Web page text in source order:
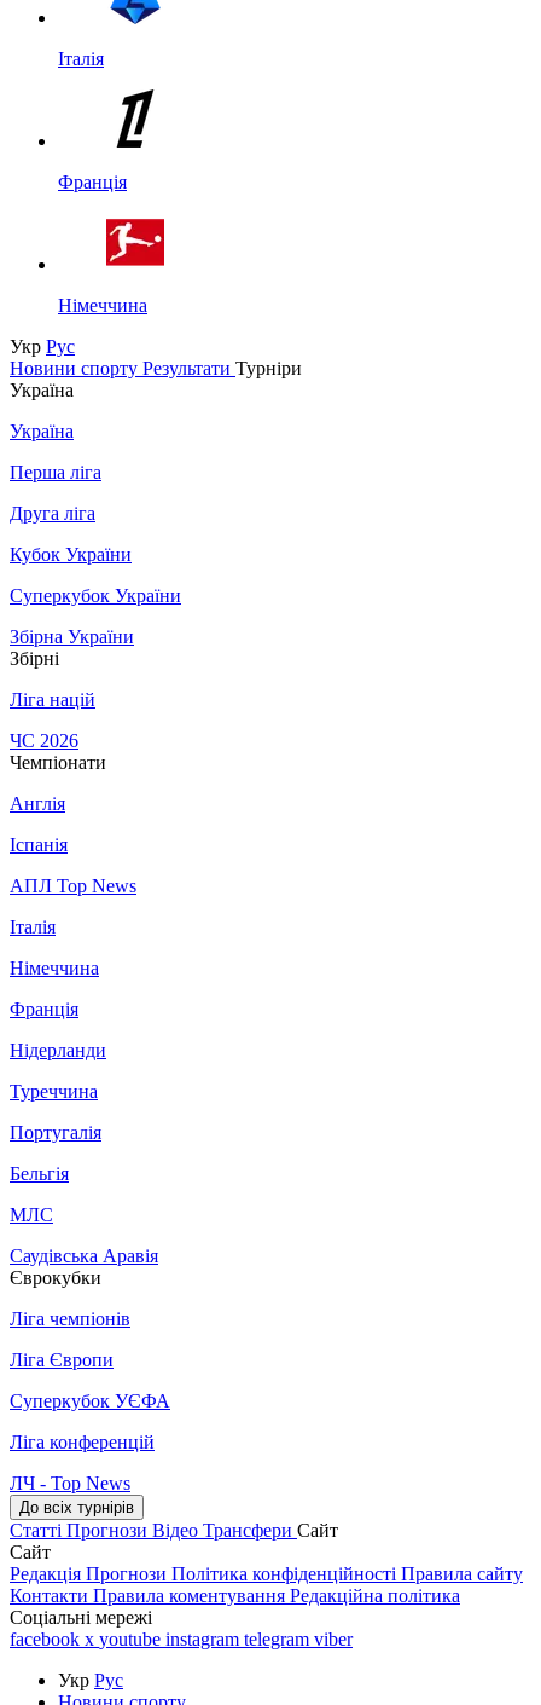
Італія
Франція
Німеччина
Укр Рус
Новини спорту Результати Турніри
Україна
Україна
Перша ліга
Друга ліга
Кубок України
Суперкубок України
Збірна України
Збірні
Ліга націй
ЧС 2026
Чемпіонати
Англія
Іспанія
АПЛ Top News
Італія
Німеччина
Франція
Нідерланди
Туреччина
Португалія
Бельгія
МЛС
Саудівська Аравія
Єврокубки
Ліга чемпіонів
Ліга Європи
Суперкубок УЄФА
Ліга конференцій
ЛЧ - Top News
До всіх турнірів
Статті Прогнози Відео Трансфери Сайт
Сайт
Редакція Прогнози Політика конфіденційності Правила сайту
Контакти Правила коментування Редакційна політика
Соціальні мережі
facebook x youtube instagram telegram viber
Укр Рус